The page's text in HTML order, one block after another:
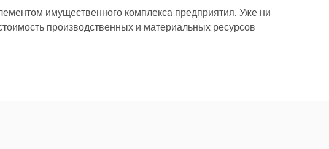
имущественного комплекса предприятия. Уже ни
производственных и материальных ресурсов